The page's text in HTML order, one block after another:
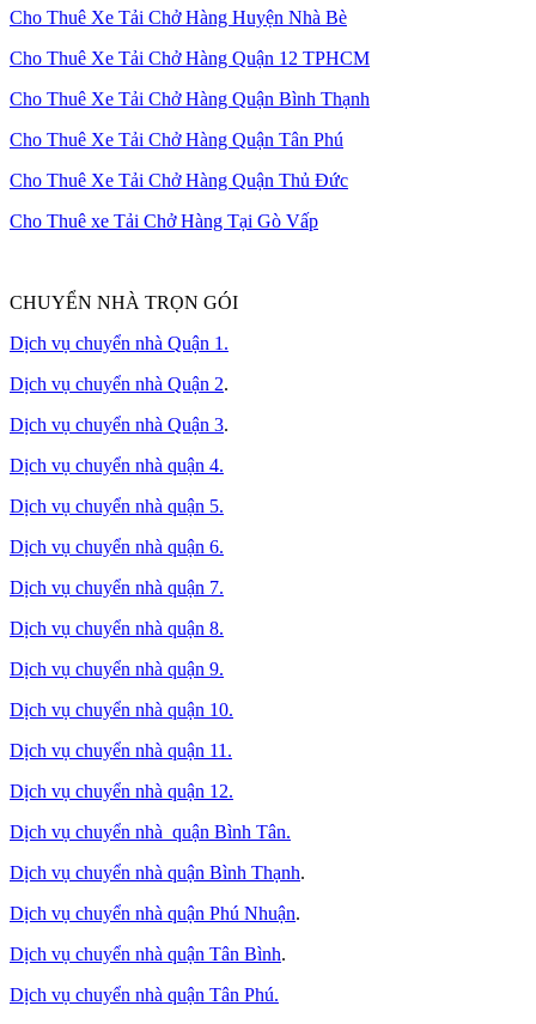
Cho Thuê Xe Tải Chở Hàng Huyện Nhà Bè
Cho Thuê Xe Tải Chở Hàng Quận 12 TPHCM
Cho Thuê Xe Tải Chở Hàng Quận Bình Thạnh
Cho Thuê Xe Tải Chở Hàng Quận Tân Phú
Cho Thuê Xe Tải Chở Hàng Quận Thủ Đức
Cho Thuê xe Tải Chở Hàng Tại Gò Vấp
CHUYỂN NHÀ TRỌN GÓI
Dịch vụ chuyển nhà Quận 1.
Dịch vụ chuyển nhà Quận 2.
Dịch vụ chuyển nhà Quận 3.
Dịch vụ chuyển nhà quận 4.
Dịch vụ chuyển nhà quận 5.
Dịch vụ chuyển nhà quận 6.
Dịch vụ chuyển nhà quận 7.
Dịch vụ chuyển nhà quận 8.
Dịch vụ chuyển nhà quận 9.
Dịch vụ chuyển nhà quận 10.
Dịch vụ chuyển nhà quận 11.
Dịch vụ chuyển nhà quận 12.
Dịch vụ chuyển nhà quận Bình Tân.
Dịch vụ chuyển nhà quận Bình Thạnh.
Dịch vụ chuyển nhà quận Phú Nhuận.
Dịch vụ chuyển nhà quận Tân Bình.
Dịch vụ chuyển nhà quận Tân Phú.